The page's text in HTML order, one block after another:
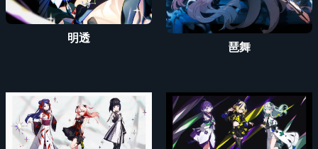
明透
琶舞